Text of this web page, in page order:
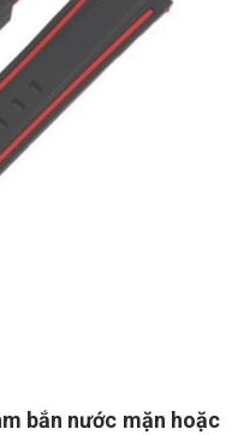
bắn nước mặn hoặc